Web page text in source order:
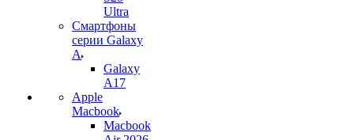
Ultra
Смартфоны
серии Galaxy
A
Galaxy
A17
Apple
Macbook
Macbook